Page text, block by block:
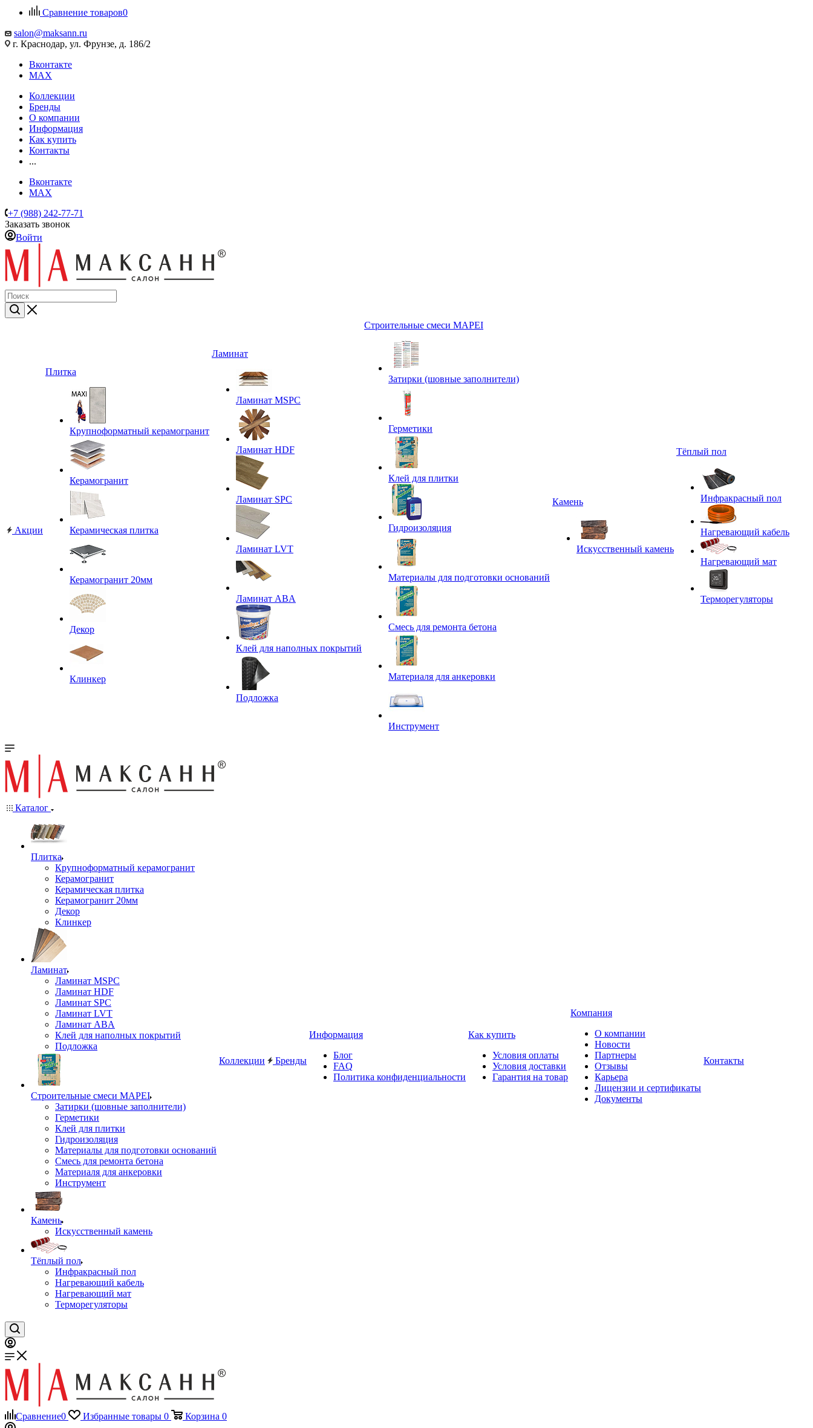
Сравнение товаров0
salon@maksann.ru
г. Краснодар, ул. Фрунзе, д. 186/2
Вконтакте
MAX
Коллекции
Бренды
О компании
Информация
Как купить
Контакты
...
Вконтакте
MAX
+7 (988) 242-77-71
Заказать звонок
Войти
Акции
Плитка
Крупноформатный керамогранит
Керамогранит
Керамическая плитка
Керамогранит 20мм
Декор
Клинкер
Ламинат
Ламинат MSPC
Ламинат HDF
Ламинат SPC
Ламинат LVT
Ламинат ABA
Клей для наполных покрытий
Подложка
Строительные смеси MAPEI
Затирки (шовные заполнители)
Герметики
Клей для плитки
Гидроизоляция
Материалы для подготовки оснований
Смесь для ремонта бетона
Материаля для анкеровки
Инструмент
Камень
Искусственный камень
Тёплый пол
Инфракрасный пол
Нагревающий кабель
Нагревающий мат
Терморегуляторы
Каталог
Плитка
Крупноформатный керамогранит
Керамогранит
Керамическая плитка
Керамогранит 20мм
Декор
Клинкер
Ламинат
Ламинат MSPC
Ламинат HDF
Ламинат SPC
Ламинат LVT
Ламинат ABA
Клей для наполных покрытий
Подложка
Строительные смеси MAPEI
Затирки (шовные заполнители)
Герметики
Клей для плитки
Гидроизоляция
Материалы для подготовки оснований
Смесь для ремонта бетона
Материаля для анкеровки
Инструмент
Камень
Искусственный камень
Тёплый пол
Инфракрасный пол
Нагревающий кабель
Нагревающий мат
Терморегуляторы
Коллекции Бренды
Информация
Блог
FAQ
Политика конфиденциальности
Как купить
Условия оплаты
Условия доставки
Гарантия на товар
Компания
О компании
Новости
Партнеры
Отзывы
Карьера
Лицензии и сертификаты
Документы
Контакты
Сравнение0 Избранные товары 0 Корзина 0